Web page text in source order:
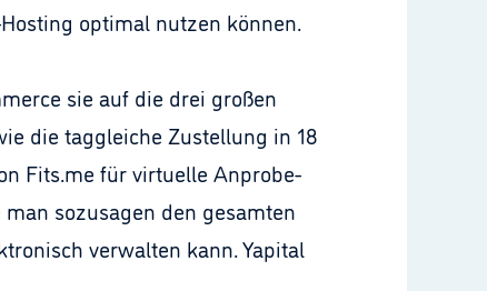
optimal nutzen können.
sie auf die drei großen
die taggleiche Zustellung in 18
Fits.me für virtuelle Anprobe-
sozusagen den gesamten
verwalten kann. Yapital